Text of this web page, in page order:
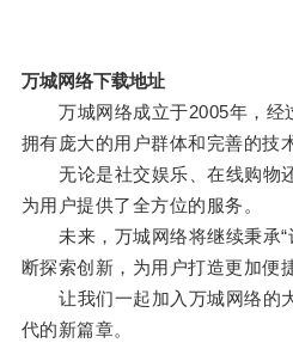
万城网络下载地址
万城网络成立于2005年，经
拥有庞大的用户群体和完善的技
无论是社交娱乐、在线购物
为用户提供了全方位的服务。
未来，万城网络将继续秉承“
断探索创新，为用户打造更加便
让我们一起加入万城网络的
代的新篇章。